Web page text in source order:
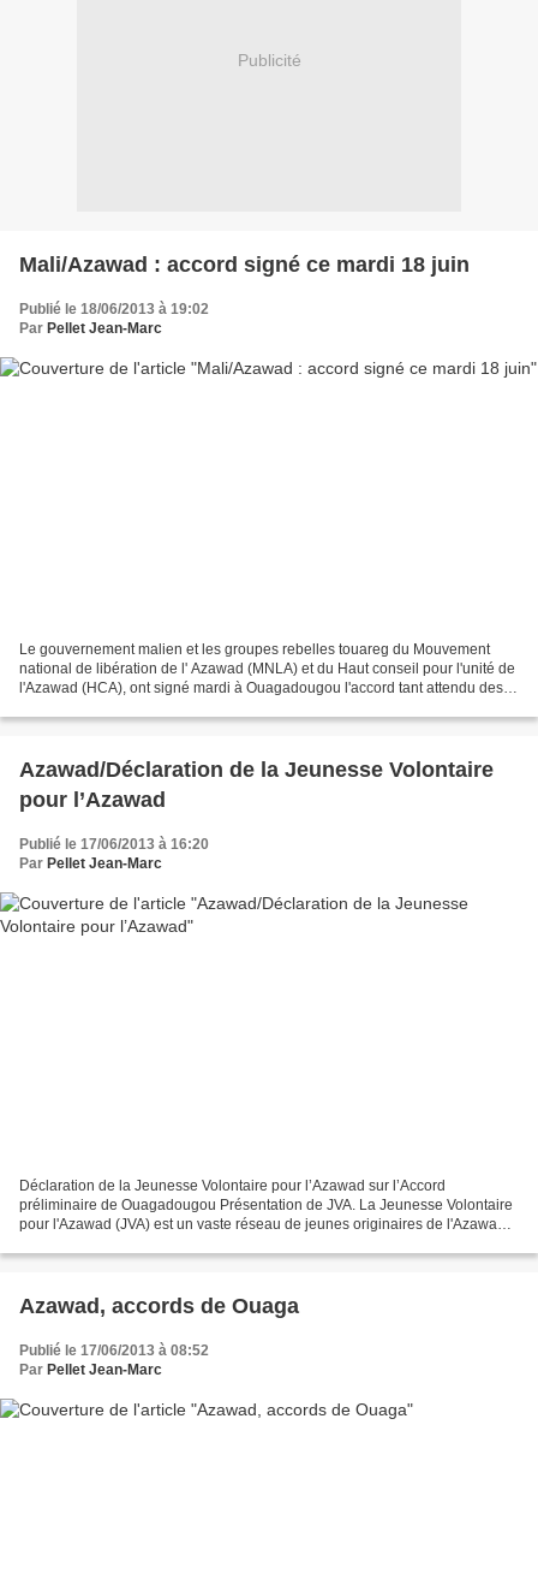
Publicité
Mali/Azawad : accord signé ce mardi 18 juin
Publié le 18/06/2013 à 19:02
Par Pellet Jean-Marc
Le gouvernement malien et les groupes rebelles touareg du Mouvement
national de libération de l' Azawad (MNLA) et du Haut conseil pour l'unité de
l'Azawad (HCA), ont signé mardi à Ouagadougou l'accord tant attendu des
Azawad/Déclaration de la Jeunesse Volontaire
pour l’Azawad
Publié le 17/06/2013 à 16:20
Par Pellet Jean-Marc
Déclaration de la Jeunesse Volontaire pour l’Azawad sur l’Accord
préliminaire de Ouagadougou Présentation de JVA. La Jeunesse Volontaire
pour l'Azawad (JVA) est un vaste réseau de jeunes originaires de l'Azawad.
Azawad, accords de Ouaga
Publié le 17/06/2013 à 08:52
Par Pellet Jean-Marc